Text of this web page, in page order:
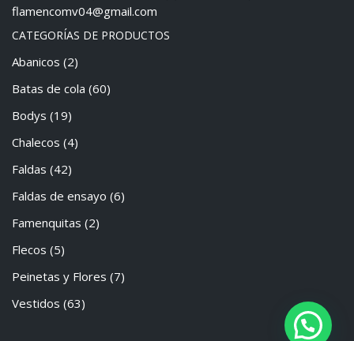
flamencomv04@gmail.com
CATEGORÍAS DE PRODUCTOS
Abanicos (2)
Batas de cola (60)
Bodys (19)
Chalecos (4)
Faldas (42)
Faldas de ensayo (6)
Famenquitas (2)
Flecos (5)
Peinetas y Flores (7)
Vestidos (63)